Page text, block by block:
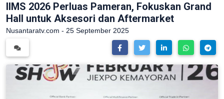
IIMS 2026 Perluas Pameran, Fokuskan Grand
Hall untuk Aksesori dan Aftermarket
Nusantaratv.com - 25 September 2025